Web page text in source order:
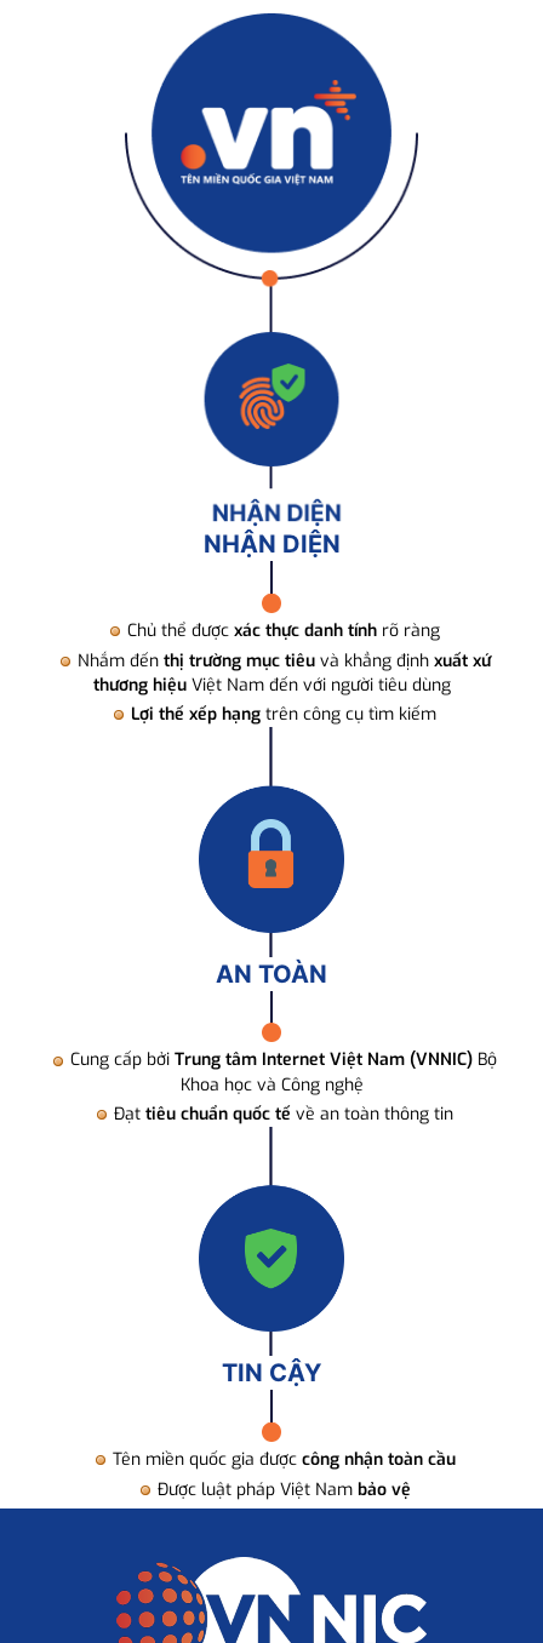
NHẬN DIỆN
Chủ thể được xác thực danh tính rõ ràng
Nhắm đến thị trường mục tiêuvà khẳng định xuất xứ
thương hiệuViệt Nam đến với người tiêu dùng
Lợi thế xếp hạng trên công cụ tìm kiếm
AN TOÀN
Cung cấp bởi Trung tâm Internet Việt Nam (VNNIC) Bộ
Khoa học và Công nghệ
Đạt tiêu chuẩn quốc tế về an toàn thông tin
TIN CẬY
Tên miền quốc gia được công nhận toàn cầu
Được luật pháp Việt Nam bảo vệ